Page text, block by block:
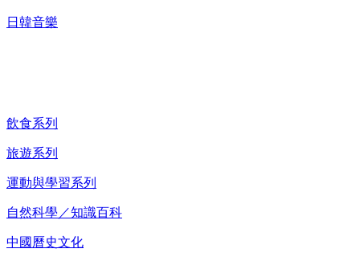
日韓音樂
飲食系列
旅遊系列
運動與學習系列
自然科學／知識百科
中國曆史文化